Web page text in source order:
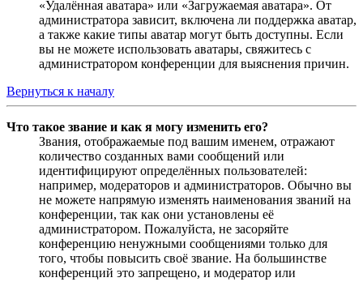
«Удалённая аватара» или «Загружаемая аватара». От
администратора зависит, включена ли поддержка аватар,
а также какие типы аватар могут быть доступны. Если
вы не можете использовать аватары, свяжитесь с
администратором конференции для выяснения причин.
Вернуться к началу
Что такое звание и как я могу изменить его?
Звания, отображаемые под вашим именем, отражают
количество созданных вами сообщений или
идентифицируют определённых пользователей:
например, модераторов и администраторов. Обычно вы
не можете напрямую изменять наименования званий на
конференции, так как они установлены её
администратором. Пожалуйста, не засоряйте
конференцию ненужными сообщениями только для
того, чтобы повысить своё звание. На большинстве
конференций это запрещено, и модератор или